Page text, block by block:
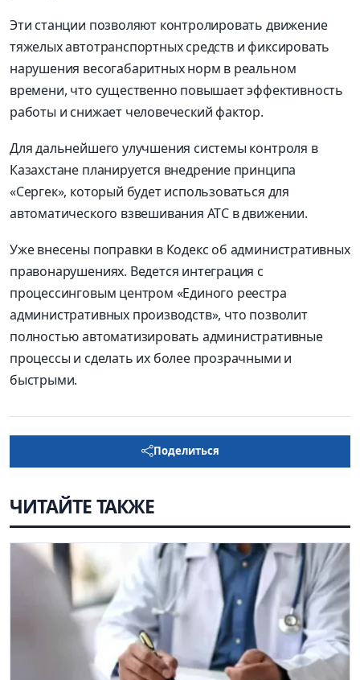
Эти станции позволяют контролировать движение
тяжелых автотранспортных средств и фиксировать
нарушения весогабаритных норм в реальном
времени, что существенно повышает эффективность
работы и снижает человеческий фактор.
Для дальнейшего улучшения системы контроля в
Казахстане планируется внедрение принципа
«Сергек», который будет использоваться для
автоматического взвешивания АТС в движении.
Уже внесены поправки в Кодекс об административных
правонарушениях. Ведется интеграция с
процессинговым центром «Единого реестра
административных производств», что позволит
полностью автоматизировать административные
процессы и сделать их более прозрачными и
быстрыми.
Поделиться
ЧИТАЙТЕ ТАКЖЕ